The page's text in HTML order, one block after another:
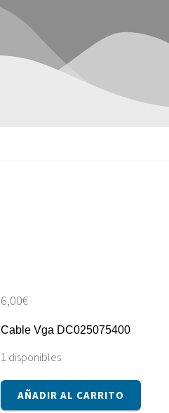
6,00€
Cable Vga DC025075400
1 disponibles
Cable
Vga
AÑADIR AL CARRITO